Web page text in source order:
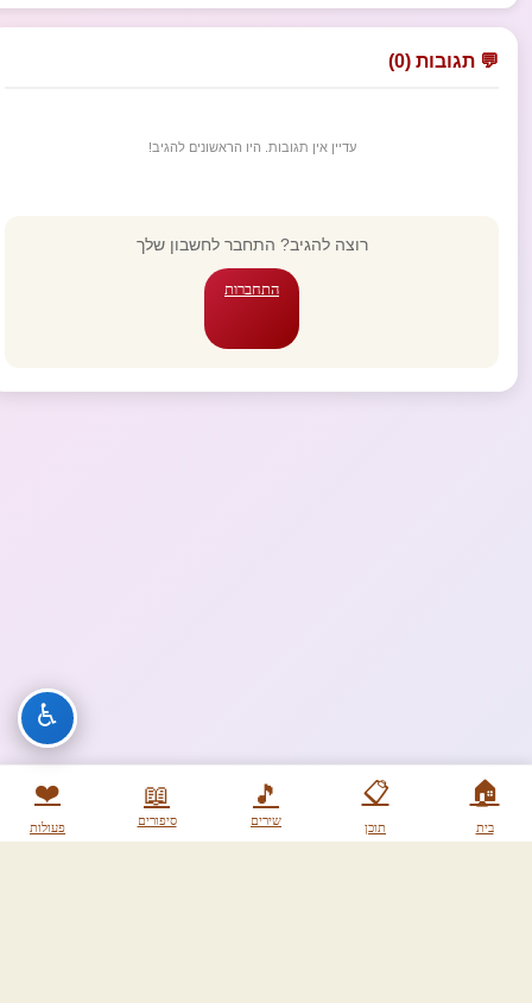
🏠
בית
📋
תוכן
🎵
שירים
📖
סיפורים
❤️
פעולות
💬 תגובות (0)
עדיין אין תגובות. היו הראשונים להגיב!
רוצה להגיב? התחבר לחשבון שלך
התחברות
♿